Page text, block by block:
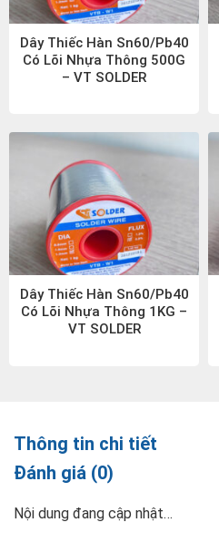
Dây Thiếc Hàn Sn60/Pb40
Có Lõi Nhựa Thông 500G
– VT SOLDER
Dây Thiếc Hàn Sn60/Pb40
Có Lõi Nhựa Thông 1KG –
VT SOLDER
Thông tin chi tiết
Đánh giá (0)
Nội dung đang cập nhật…